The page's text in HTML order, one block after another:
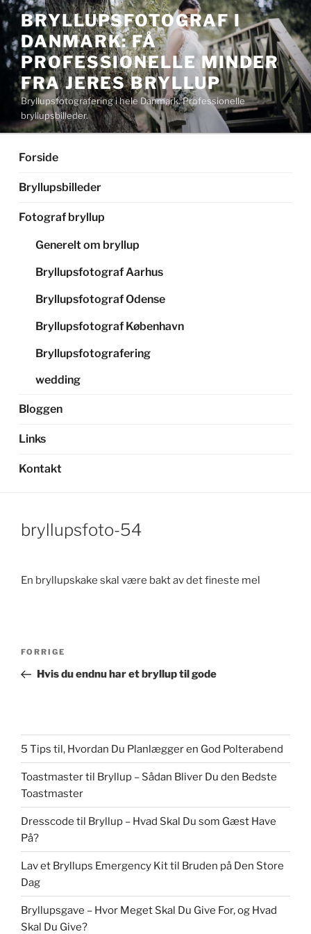
Videre
til
indhold
BRYLLUPSFOTOGRAF I
DANMARK: FÅ
PROFESSIONELLE MINDER
FRA JERES BRYLLUP
Bryllupsfotografering i hele Danmark. Professionelle
bryllupsbilleder.
Forside
Bryllupsbilleder
Fotograf bryllup
Generelt om bryllup
Bryllupsfotograf Aarhus
Bryllupsfotograf Odense
Bryllupsfotograf København
Bryllupsfotografering
wedding
Bloggen
Links
Kontakt
bryllupsfoto-54
En bryllupskake skal være bakt av det fineste mel
Indlægsnavigation
Forrige
indlæg
FORRIGE
Hvis du endnu har et bryllup til gode
5 Tips til, Hvordan Du Planlægger en God Polterabend
Toastmaster til Bryllup – Sådan Bliver Du den Bedste
Toastmaster
Dresscode til Bryllup – Hvad Skal Du som Gæst Have
På?
Lav et Bryllups Emergency Kit til Bruden på Den Store
Dag
Bryllupsgave – Hvor Meget Skal Du Give For, og Hvad
Skal Du Give?